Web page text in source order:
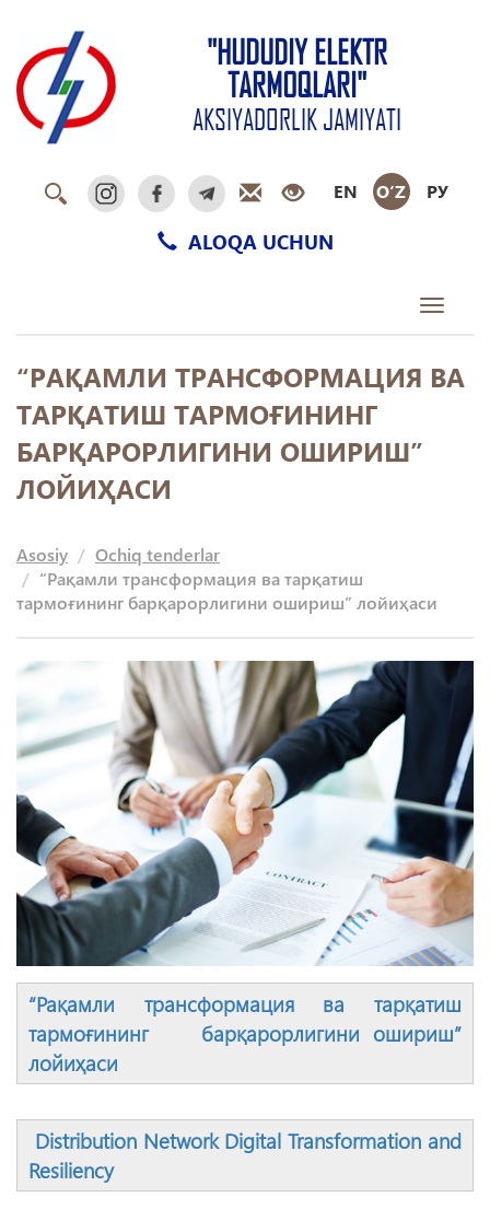
"HUDUDIY ELEKTR
TARMOQLARI"
AKSIYADORLIK JAMIYATI
EN O‘Z РУ
ALOQA UCHUN
Toggle
“РАҚАМЛИ ТРАНСФОРМАЦИЯ ВА
ТАРҚАТИШ ТАРМОҒИНИНГ
БАРҚАРОРЛИГИНИ ОШИРИШ”
ЛОЙИҲАСИ
Asosiy
Ochiq tenderlar
“Рақамли трансформация ва тарқатиш
тармоғининг барқарорлигини ошириш” лойиҳаси
“Рақамли трансформация ва тарқатиш
тармоғининг барқарорлигини ошириш”
лойиҳаси
Distribution Network Digital Transformation and
Resiliency